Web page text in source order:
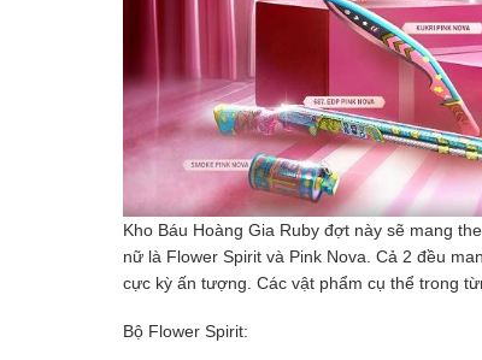
Kho Báu Hoàng Gia Ruby đợt này sẽ mang
nữ là Flower Spirit và Pink Nova. Cả 2 đều
cực kỳ ấn tượng. Các vật phẩm cụ thể trong
Bộ Flower Spirit: